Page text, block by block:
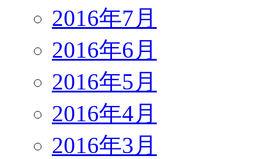
2016年7月
2016年6月
2016年5月
2016年4月
2016年3月